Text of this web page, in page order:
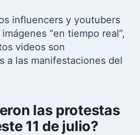
influencers y youtubers
“en tiempo real”,
videos son
a las manifestaciones del
las protestas
11 de julio?